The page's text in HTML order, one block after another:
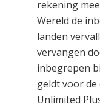
rekening
Wereld de
landen
vervangen
inbegrepen
geldt voor
Unlimited